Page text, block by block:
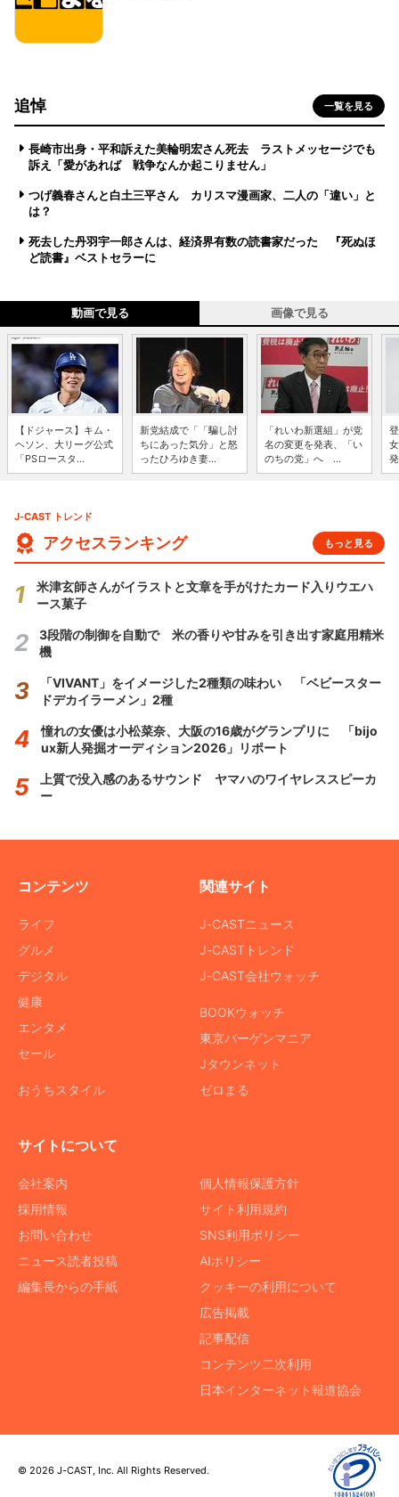
追悼 一覧を見る
長崎市出身・平和訴えた美輪明宏さん死去 ラストメッセージでも
訴え「愛があれば 戦争なんか起こりません」
つげ義春さんと白土三平さん カリスマ漫画家、二人の「違い」と
は？
死去した丹羽宇一郎さんは、経済界有数の読書家だった 『死ぬほ
ど読書』ベストセラーに
動画で見る 画像で見る
【ドジャース】キム・
ヘソン、大リーグ公式
「PSロースタ...
新党結成で「「騙し討
ちにあった気分」と怒
ったひろゆき妻...
「れいわ新選組」が党
名の変更を発表、「い
のちの党」へ ...
J-CAST トレンド
アクセスランキング もっと見る
米津玄師さんがイラストと文章を手がけたカード入りウエハ
ース菓子
3段階の制御を自動で 米の香りや甘みを引き出す家庭用精米
機
「VIVANT」をイメージした2種類の味わい 「ベビースター
ドデカイラーメン」2種
憧れの女優は小松菜奈、大阪の16歳がグランプリに 「bijo
ux新人発掘オーディション2026」リポート
上質で没入感のあるサウンド ヤマハのワイヤレススピーカ
ー
コンテンツ
ライフ
グルメ
デジタル
健康
エンタメ
セール
おうちスタイル
関連サイト
J-CASTニュース
J-CASTトレンド
J-CAST会社ウォッチ
BOOKウォッチ
東京バーゲンマニア
Jタウンネット
ゼロまる
サイトについて
会社案内
採用情報
お問い合わせ
ニュース読者投稿
編集長からの手紙
個人情報保護方針
サイト利用規約
SNS利用ポリシー
AIポリシー
クッキーの利用について
広告掲載
記事配信
コンテンツ二次利用
日本インターネット報道協会
© 2026 J-CAST, Inc. All Rights Reserved.